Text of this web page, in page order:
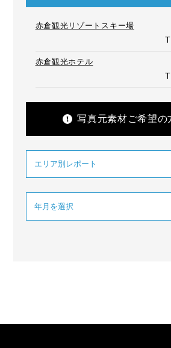
赤倉観光リゾートスキー場
赤倉観光ホテル
写真元素材ご希望の